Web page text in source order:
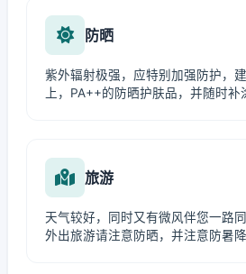
防晒
紫外辐射极强，应特别加强防护，
上，PA++的防晒护肤品，并随时补
旅游
天气较好，同时又有微风伴您一路
外出旅游请注意防晒，并注意防暑降